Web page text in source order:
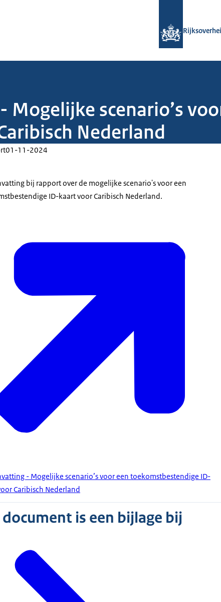
Mogelijke scenario’s
Nederland
01-11-2024
bij rapport over de mogelijke scenario's voor een
ID-kaart voor Caribisch Nederland.
- Mogelijke scenario’s voor een toekomstbestendige ID-
Caribisch Nederland
is een bijlage bij